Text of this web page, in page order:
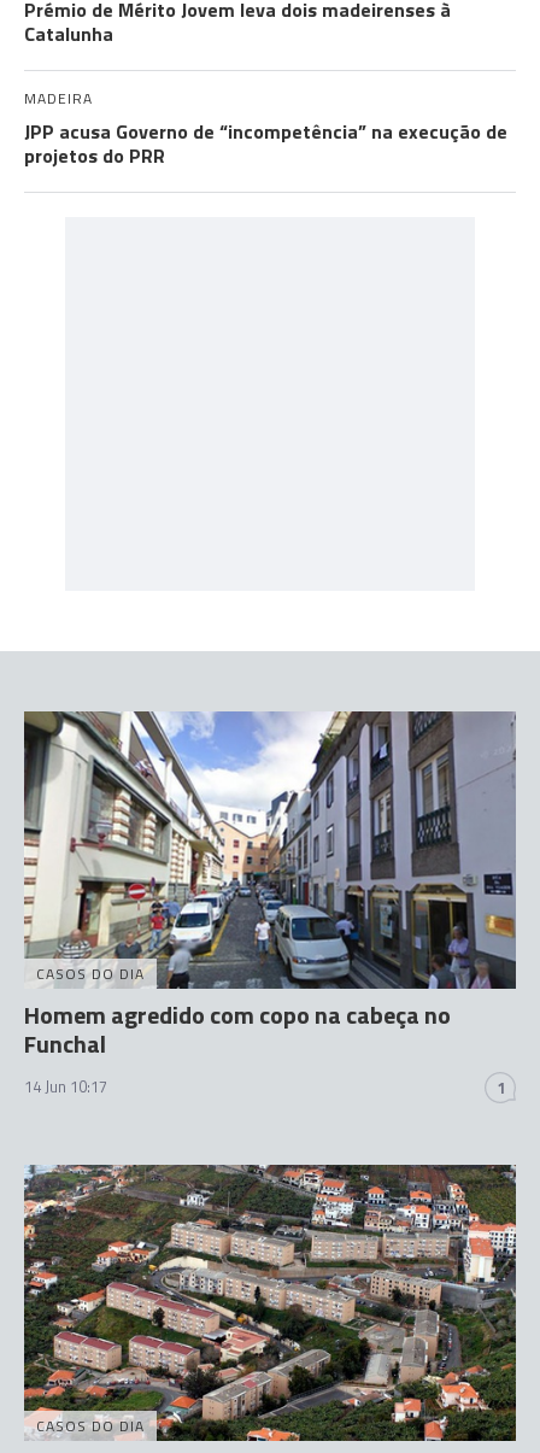
Prémio de Mérito Jovem leva dois madeirenses à
Catalunha
MADEIRA
JPP acusa Governo de “incompetência” na execução de
projetos do PRR
CASOS DO DIA
Homem agredido com copo na cabeça no
Funchal
14 Jun 10:17 1
CASOS DO DIA